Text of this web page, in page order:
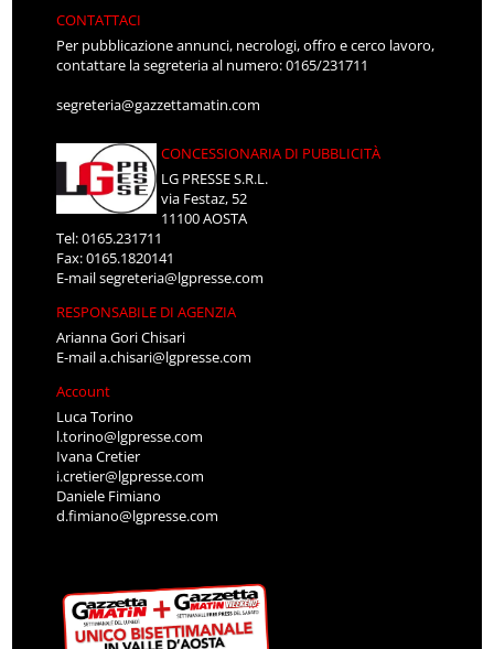
CONTATTACI
Per pubblicazione annunci, necrologi, offro e cerco lavoro,
contattare la segreteria al numero: 0165/231711
segreteria@gazzettamatin.com
CONCESSIONARIA DI PUBBLICITÀ
LG PRESSE S.R.L.
via Festaz, 52
11100 AOSTA
Tel: 0165.231711
Fax: 0165.1820141
E-mailsegreteria@lgpresse.com
RESPONSABILE DI AGENZIA
Arianna Gori Chisari
E-maila.chisari@lgpresse.com
Account
Luca Torino
l.torino@lgpresse.com
Ivana Cretier
i.cretier@lgpresse.com
Daniele Fimiano
d.fimiano@lgpresse.com